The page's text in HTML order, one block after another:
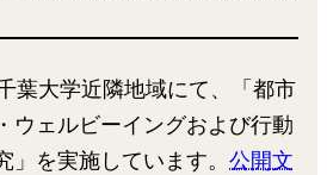
葉大学近隣地域にて、「都市
ウェルビーイングおよび行動
」を実施しています。公開文